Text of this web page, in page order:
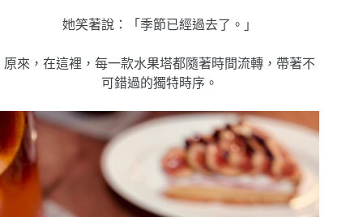
她笑著說：「季節已經過去了。」
原來，在這裡，每一款水果塔都隨著時間流轉，帶著不
可錯過的獨特時序。